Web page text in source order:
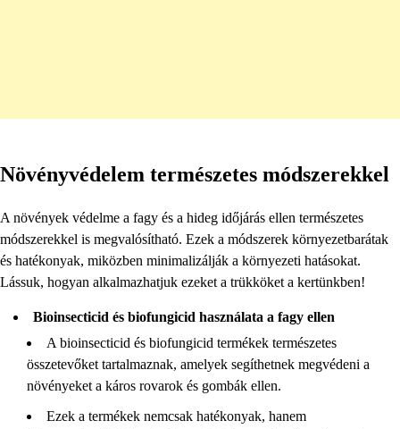
Növényvédelem természetes módszerekkel
A növények védelme a fagy és a hideg időjárás ellen természetes
módszerekkel is megvalósítható. Ezek a módszerek környezetbarátak
és hatékonyak, miközben minimalizálják a környezeti hatásokat.
Lássuk, hogyan alkalmazhatjuk ezeket a trükköket a kertünkben!
Bioinsecticid és biofungicid használata a fagy ellen
A bioinsecticid és biofungicid termékek természetes
összetevőket tartalmaznak, amelyek segíthetnek megvédeni a
növényeket a káros rovarok és gombák ellen.
Ezek a termékek nemcsak hatékonyak, hanem